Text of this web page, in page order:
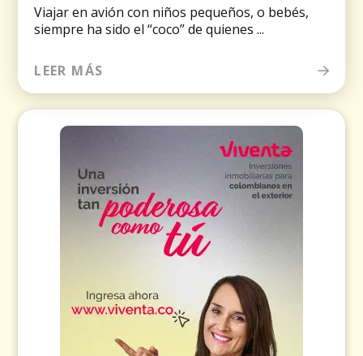
Viajar en avión con niños pequeños, o bebés,
siempre ha sido el “coco” de quienes ...
LEER MÁS